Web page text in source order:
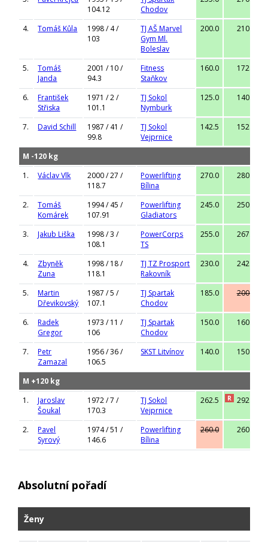
104.12
Chodov
4. Tomáš Kůla
1998 / 4 /
103
TJ AŠ Marvel
Gym Ml.
Boleslav
200.0 210.0
5.
Tomáš
Janda
2001 / 10 /
94.3
Fitness
Staňkov
160.0 172.5
6.
František
Střiska
1971 / 2 /
101.1
TJ Sokol
Nymburk
125.0 140.0
7. David Schill
1987 / 41 /
99.8
TJ Sokol
Vejprnice
142.5 152.5
M -120 kg
1.
Václav Vlk
2000 / 27 /
118.7
Powerlifting
Bílina
270.0 280.0
2.
Tomáš
Komárek
1994 / 45 /
107.91
Powerlifting
Gladiators
245.0 250.0
3. Jakub Liška
1998 / 3 /
108.1
PowerCorps
TS
255.0 267.5
4.
Zbyněk
Zuna
1998 / 18 /
118.1
TJ TZ Prosport
Rakovník
230.0 242.5
5.
Martin
Dřevikovský
1987 / 5 /
107.1
TJ Spartak
Chodov
185.0 200.0
6.
Radek
Gregor
1973 / 11 /
106
TJ Spartak
Chodov
150.0 160.0
7.
Petr
Zamazal
1956 / 36 /
106.5
SKST Litvínov 140.0 150.0
M +120 kg
1.
Jaroslav
Šoukal
1972 / 7 /
170.3
TJ Sokol
Vejprnice
262.5 R 292.5
2.
Pavel
Syrový
1974 / 51 /
146.6
Powerlifting
Bílina
260.0 260.0
Absolutní pořadí
Ženy